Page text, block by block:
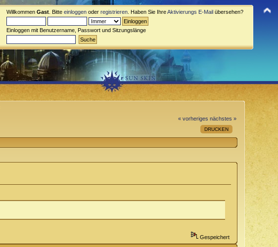
Willkommen Gast . Bitte einloggen oder registrieren . Haben Sie IhreAktivierungs E-Mail übersehen?
Einloggen mit Benutzername, Passwort und Sitzungslänge
« vorheriges nächstes »
DRUCKEN
Gespeichert